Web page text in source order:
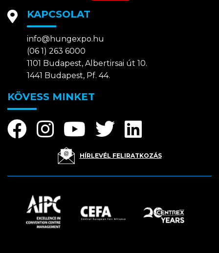
KAPCSOLAT
info@hungexpo.hu
(06 1) 263 6000
1101 Budapest, Albertirsai út 10.
1441 Budapest, Pf. 44.
KÖVESS MINKET
HÍRLEVÉL FELIRATKOZÁS